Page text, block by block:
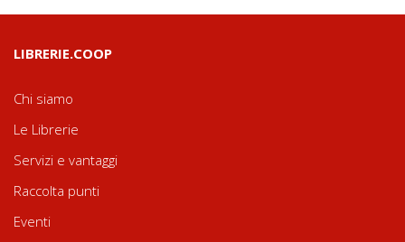
LIBRERIE.COOP
Chi siamo
Le Librerie
Servizi e vantaggi
Raccolta punti
Eventi